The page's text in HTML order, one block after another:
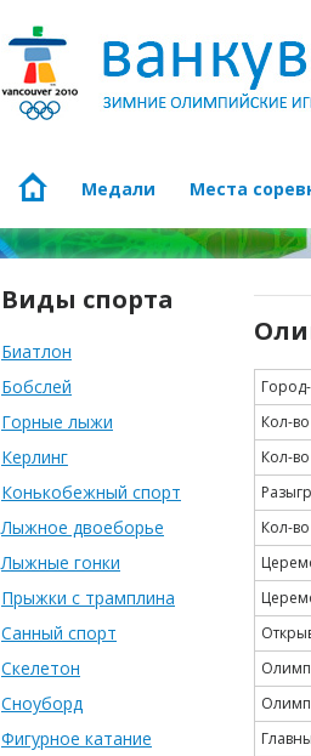
Медали Места
Виды спорта
Биатлон
Бобслей
Горные лыжи
Керлинг
Конькобежный спорт
Лыжное двоеборье
Лыжные гонки
Прыжки с трамплина
Санный спорт
Скелетон
Сноуборд
Фигурное катание
Кол-
Кол-
Кол-